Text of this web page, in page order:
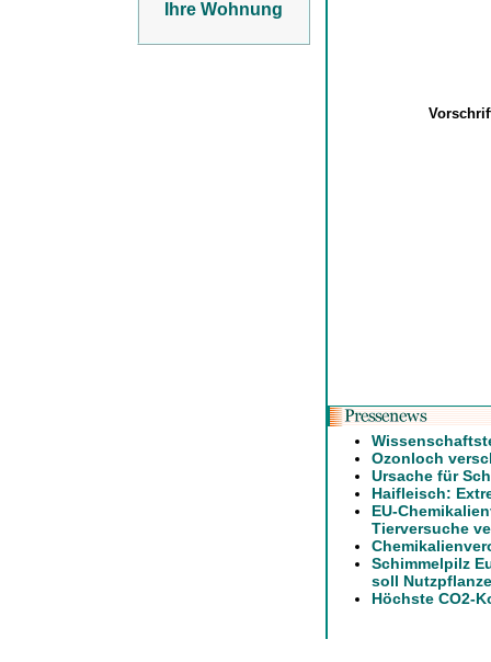
Ihre Wohnung
Ozonloch
Ursache für
Haifleisch:
EU-
Tierversuche
Schimmelpilz
soll
Höchste CO2-